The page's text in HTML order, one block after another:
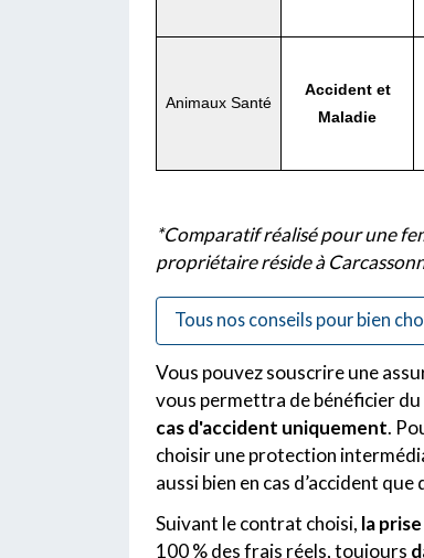
Animaux Santé
Accident et
Maladie
*Comparatif réalisé pour une
propriétaire réside à
Tous nos conseils pour bien
Vous pouvez souscrire une
vous permettra de bénéficier du
cas d'accident uniquement.
choisir une protection
aussi bien en cas d’accident que
Suivant le contrat choisi, la
100 % des frais réels, toujours